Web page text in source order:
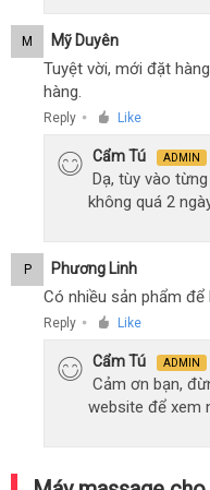
M Mỹ Duyên
Tuyệt vời, mới đặt
hàng.
Reply ● Like
Cẩm Tú ADMIN
Dạ, tùy vào
không quá 2
P Phương Linh
Có nhiều sản phẩm
Reply ● Like
Cẩm Tú ADMIN
Cảm ơn bạn,
website để xem